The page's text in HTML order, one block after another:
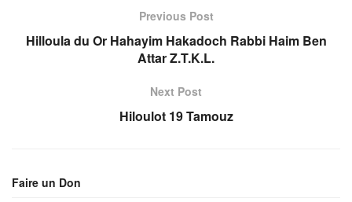
Previous Post
Hilloula du Or Hahayim Hakadoch Rabbi Haim Ben
Attar Z.T.K.L.
Next Post
Hiloulot 19 Tamouz
Faire un Don